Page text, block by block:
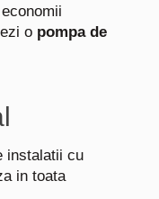
o pompa de
instalatii cu
in toata